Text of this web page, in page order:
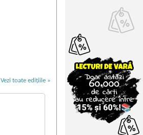
Vezi toate edițiile »